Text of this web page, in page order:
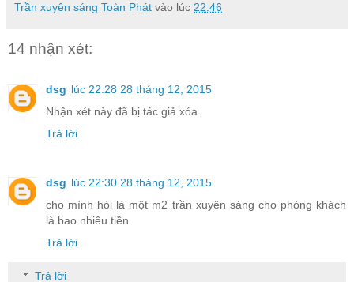
Trần xuyên sáng Toàn Phát vào lúc 22:46
14 nhận xét:
dsg lúc 22:28 28 tháng 12, 2015
Nhận xét này đã bị tác giả xóa.
Trả lời
dsg lúc 22:30 28 tháng 12, 2015
cho mình hỏi là một m2 trần xuyên sáng cho phòng khách
là bao nhiêu tiền
Trả lời
Trả lời